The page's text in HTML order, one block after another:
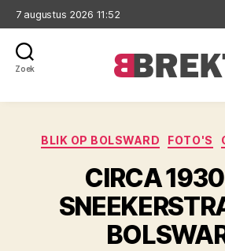
7 augustus 2026 11:52
Zoek
BLIK OP BOLSWARD FOTO'S
CIRCA